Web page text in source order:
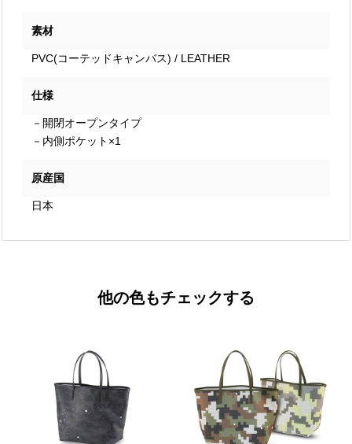
素材
PVC(コーテッドキャンバス) / LEATHER
仕様
－開閉オープンタイプ
－内側ポケット×1
原産国
日本
他の色もチェックする